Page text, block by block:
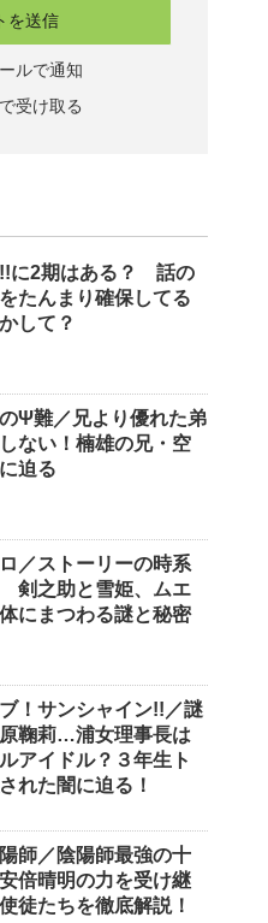
ルで通知
受け取る
に2期はある？ 話の
たんまり確保してる
して？
Ψ難／兄より優れた弟
ない！楠雄の兄・空
迫る
／ストーリーの時系
剣之助と雪姫、ムエ
にまつわる謎と秘密
！サンシャイン!!／謎
鞠莉…浦女理事長は
アイドル？３年生ト
れた闇に迫る！
師／陰陽師最強の十
倍晴明の力を受け継
徒たちを徹底解説！